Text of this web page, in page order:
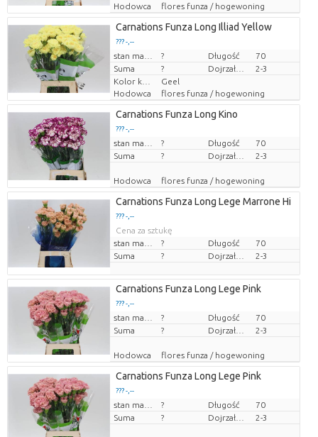
Hodowca flores funza / hogewoning
Carnations Funza Long Illiad Yellow
??? -,--
Cena za sztukę
? Długość
70
Suma
?
2-3
Kolor kwiatów
Geel
Hodowca
flores funza / hogewoning
Carnations Funza Long Kino
??? -,--
Cena za sztukę
? Długość
70
Suma
? 2-3
Hodowca flores funza / hogewoning
Carnations Funza Long Lege Marrone Hi
??? -,--
Cena za sztukę
? Długość
70
Suma
? 2-3
Carnations Funza Long Lege Pink
??? -,--
Cena za sztukę
? Długość
70
Suma
? 2-3
Hodowca flores funza / hogewoning
Carnations Funza Long Lege Pink
??? -,--
Cena za sztukę
? Długość
70
Suma
? 2-3